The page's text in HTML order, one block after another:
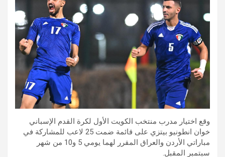
وقع اختيار مدرب منتخب الكويت الأول لكرة القدم الإسباني
خوان انطونيو بيتزي على قائمة ضمت 25 لاعب للمشاركة في
مباراتي الأردن والعراق المقرر لهما يومي 5 و10 من شهر
سبتمبر المقبل.